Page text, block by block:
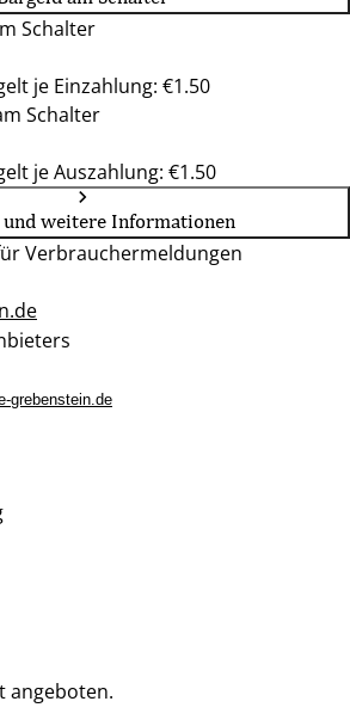
Schalter
je Einzahlung: €1.50
Schalter
je Auszahlung: €1.50
weitere Informationen
Verbrauchermeldungen
grebenstein.de
angeboten.